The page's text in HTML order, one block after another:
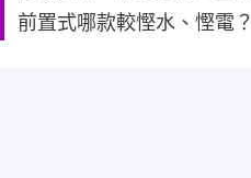
前置式哪款較慳水、慳電？